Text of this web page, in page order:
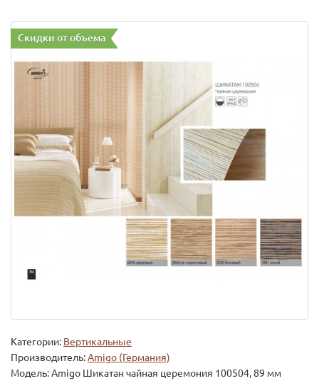
Скидки от объема
Категории: Вертикальные
Производитель:Amigo (Германия)
Модель:Amigo Шикатан чайная церемония 100504, 89 мм